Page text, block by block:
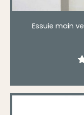
Essuie main